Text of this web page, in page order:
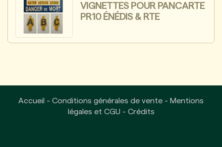
VIGNETTES POUR PANCARTE
PR10 ÉNÉDIS & RTE
Accueil - Conditions générales de vente - Mentions
légales et CGU - Crédits